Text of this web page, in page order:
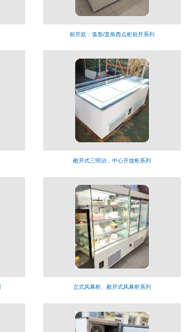
前开款：弧形/直角西点柜前开系列
敞开式三明治，中心开放柜系列
立式风幕柜、敞开式风幕柜系列